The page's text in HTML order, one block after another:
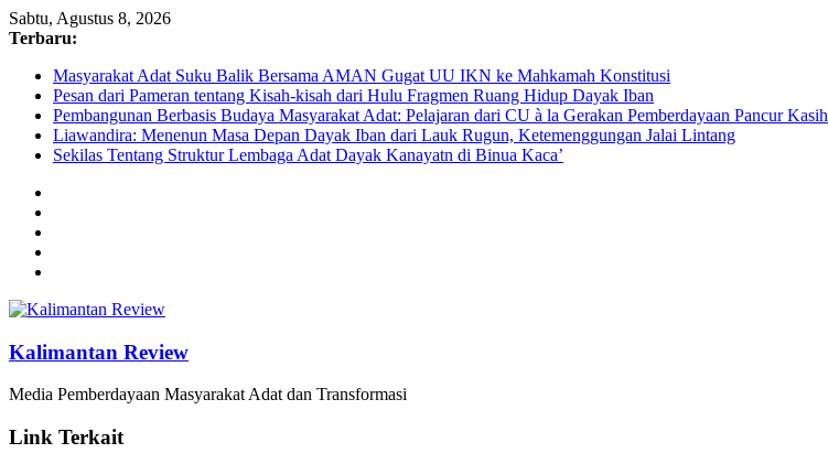
Sabtu, Agustus 8, 2026
Terbaru:
Masyarakat Adat Suku Balik Bersama AMAN Gugat UU IKN ke Mahkamah Konstitusi
Pesan dari Pameran tentang Kisah-kisah dari Hulu Fragmen Ruang Hidup Dayak Iban
Pembangunan Berbasis Budaya Masyarakat Adat: Pelajaran dari CU à la Gerakan Pemberdayaan Pancur Kasih
Liawandira: Menenun Masa Depan Dayak Iban dari Lauk Rugun, Ketemenggungan Jalai Lintang
Sekilas Tentang Struktur Lembaga Adat Dayak Kanayatn di Binua Kaca’
Kalimantan Review
Media Pemberdayaan Masyarakat Adat dan Transformasi
Link Terkait